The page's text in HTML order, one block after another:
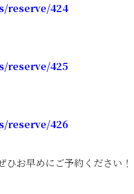
reserve/424
reserve/425
reserve/426
お早めにご予約ください！